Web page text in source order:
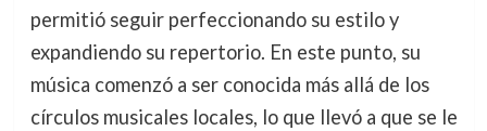
permitió seguir perfeccionando su estilo y
expandiendo su repertorio. En este punto, su
música comenzó a ser conocida más allá de los
círculos musicales locales, lo que llevó a que se le